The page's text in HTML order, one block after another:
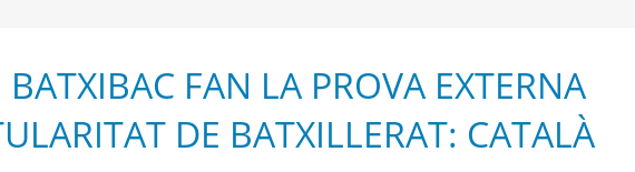
FAN LA PROVA EXTERNA
DE BATXILLERAT: CATALÀ